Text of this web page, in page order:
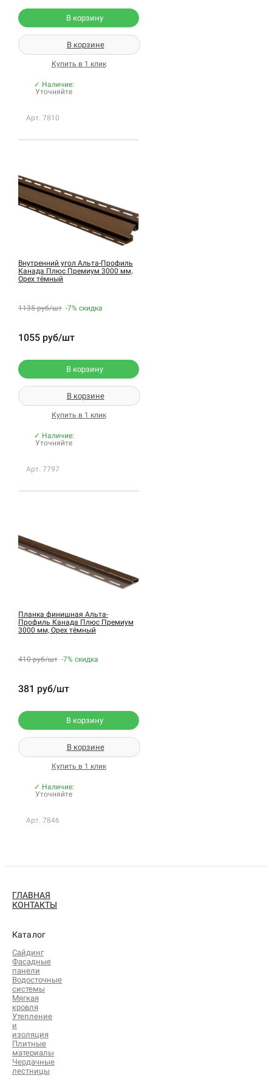
В корзину
В корзине
Купить в 1 клик
✓ Наличие:
Уточняйте
Арт. 7810
Внутренний угол Альта-Профиль
Канада Плюс Премиум 3000 мм,
Орех тёмный
1135 руб/шт -7% скидка
1055 руб/шт
В корзину
В корзине
Купить в 1 клик
✓ Наличие:
Уточняйте
Арт. 7797
Планка финишная Альта-
Профиль Канада Плюс Премиум
3000 мм, Орех тёмный
410 руб/шт -7% скидка
381 руб/шт
В корзину
В корзине
Купить в 1 клик
✓ Наличие:
Уточняйте
Арт. 7846
ГЛАВНАЯ
КОНТАКТЫ
Каталог
Сайдинг
Фасадные
панели
Водосточные
системы
Мягкая
кровля
Утепление
и
изоляция
Плитные
материалы
Чердачные
лестницы